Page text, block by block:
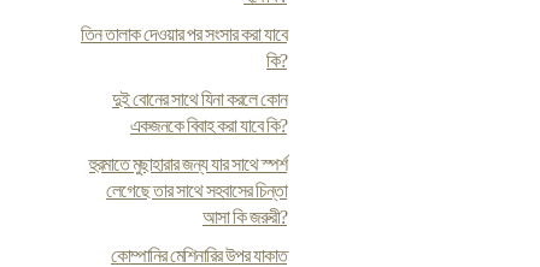
তিন তালাক দেওয়ার পর সংসার করা যাবে
কি?
দুই বোনের সাথে যিনা করলে কোন
একজনকে বিবাহ করা যাবে কি?
হুরমাতে মুছাহারার জন্য যার সাথে স্পর্শ
লেগেছে তার সাথে সহবাসের চিন্তা
আসা কি জরুরী?
কোম্পানির মেশিনারির উপর যাকাত